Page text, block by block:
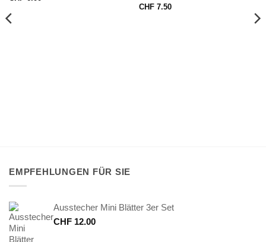
CHF7.50
EMPFEHLUNGEN FÜR SIE
Ausstecher Mini Blätter 3er Set
CHF 12.00